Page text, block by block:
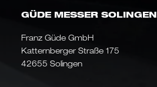
GÜDE MESSER SOLINGEN
Franz Güde GmbH
Katternberger Straße 175
42655 Solingen